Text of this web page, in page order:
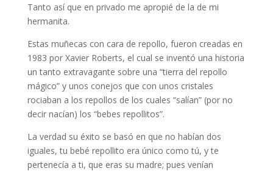
Tanto así que en privado me apropié de la de mi
hermanita.
Estas muñecas con cara de repollo, fueron creadas en
1983 por Xavier Roberts, el cual se inventó una historia
un tanto extravagante sobre una “tierra del repollo
mágico” y unos conejos que con unos cristales
rociaban a los repollos de los cuales “salían” (por no
decir nacían) los “bebes repollitos”.
La verdad su éxito se basó en que no habían dos
iguales, tu bebé repollito era único como tú, y te
pertenecía a ti, que eras su madre; pues venían